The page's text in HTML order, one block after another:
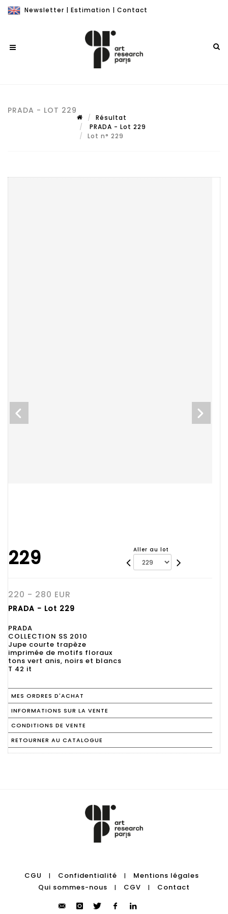
Newsletter | Estimation | Contact
PRADA - LOT 229
Résultat
PRADA - Lot 229
Lot n° 229
229 Aller au lot
220 - 280 EUR
PRADA - Lot 229
PRADA
COLLECTION SS 2010
Jupe courte trapèze
imprimée de motifs floraux
tons vert anis, noirs et blancs
T 42 it
MES ORDRES D'ACHAT
INFORMATIONS SUR LA VENTE
CONDITIONS DE VENTE
RETOURNER AU CATALOGUE
CGU | Confidentialité |
Mentions légales
Qui sommes-nous
| CGV | Contact